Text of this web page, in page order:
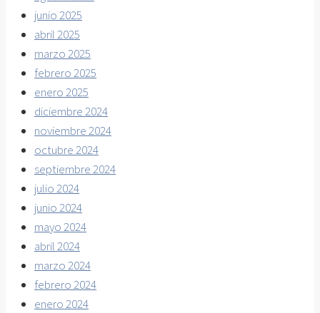
junio 2025
abril 2025
marzo 2025
febrero 2025
enero 2025
diciembre 2024
noviembre 2024
octubre 2024
septiembre 2024
julio 2024
junio 2024
mayo 2024
abril 2024
marzo 2024
febrero 2024
enero 2024